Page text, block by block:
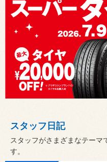
スタッフ日記
スタッフがさまざまなテーマ
す。